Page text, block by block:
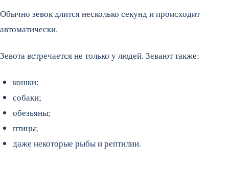
Обычно зевок длится несколько секунд и происходит
автоматически.
Зевота встречается не только у людей. Зевают также:
кошки;
собаки;
обезьяны;
птицы;
даже некоторые рыбы и рептилии.